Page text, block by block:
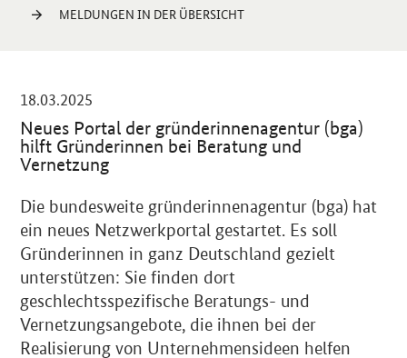
sind
MELDUNGEN IN DER ÜBERSICHT
18.03.2025
Neues Portal der gründerinnenagentur (bga)
hilft Gründerinnen bei Beratung und
Vernetzung
Die bundesweite gründerinnenagentur (bga) hat
ein neues Netzwerkportal gestartet. Es soll
Gründerinnen in ganz Deutschland gezielt
unterstützen: Sie finden dort
geschlechtsspezifische Beratungs- und
Vernetzungsangebote, die ihnen bei der
Realisierung von Unternehmensideen helfen